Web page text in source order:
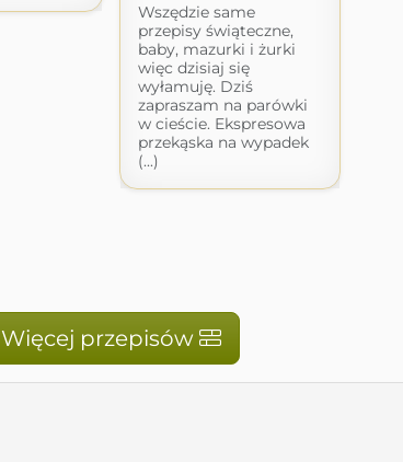
Wszędzie same
przepisy świąteczne,
baby, mazurki i żurki
więc dzisiaj się
wyłamuję. Dziś
zapraszam na parówki
w cieście. Ekspresowa
przekąska na wypadek
(...)
Więcej przepisów